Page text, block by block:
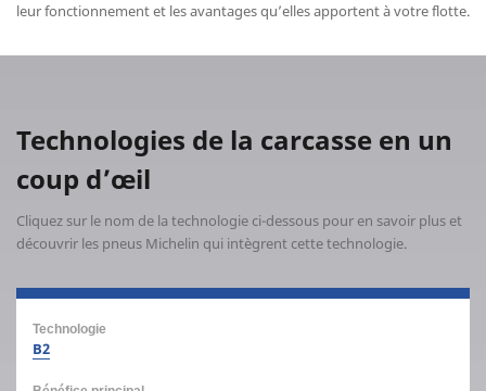
leur fonctionnement et les avantages qu’elles apportent à votre flotte.
Technologies de la carcasse en un
coup d’œil
Cliquez sur le nom de la technologie ci-dessous pour en savoir plus et
découvrir les pneus Michelin qui intègrent cette technologie.
B2